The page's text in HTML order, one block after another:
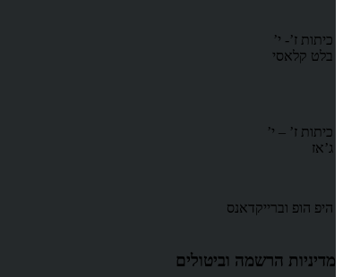
כיתות ז’- י’
בלט קלאסי
כיתות ז’ – י’
ג’אז
היפ הופ וברייקדאנס
מדיניות הרשמה וביטולים